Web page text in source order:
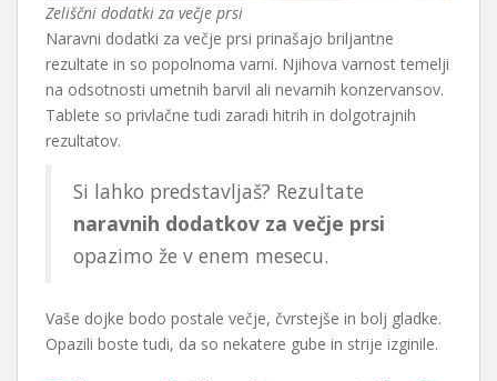
Zeliščni dodatki za večje prsi
Naravni dodatki za večje prsi prinašajo briljantne
rezultate in so popolnoma varni. Njihova varnost temelji
na odsotnosti umetnih barvil ali nevarnih konzervansov.
Tablete so privlačne tudi zaradi hitrih in dolgotrajnih
rezultatov.
Si lahko predstavljaš? Rezultate
naravnih dodatkov za večje prsi
opazimo že v enem mesecu.
Vaše dojke bodo postale večje, čvrstejše in bolj gladke.
Opazili boste tudi, da so nekatere gube in strije izginile.